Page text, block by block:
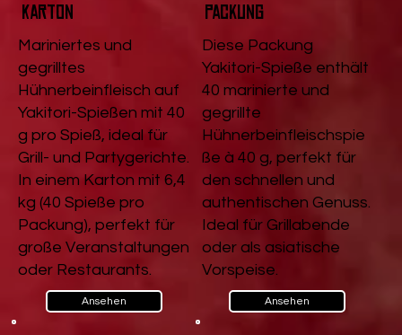
Karton
Mariniertes und
gegrilltes
Hühnerbeinfleisch auf
Yakitori-Spießen mit 40
g pro Spieß, ideal für
Grill- und Partygerichte.
In einem Karton mit 6,4
kg (40 Spieße pro
Packung), perfekt für
große Veranstaltungen
oder Restaurants.
Ansehen
Packung
Diese Packung
Yakitori-Spieße enthält
40 marinierte und
gegrillte
Hühnerbeinfleischspie
ße à 40 g, perfekt für
den schnellen und
authentischen Genuss.
Ideal für Grillabende
oder als asiatische
Vorspeise.
Ansehen